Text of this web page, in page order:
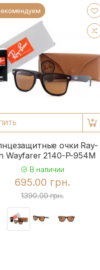
очки Ray-
Wayfarer 2140-P-954M
В наличии
695.00 грн.
1390.00 грн.